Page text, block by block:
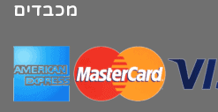
מכבדים